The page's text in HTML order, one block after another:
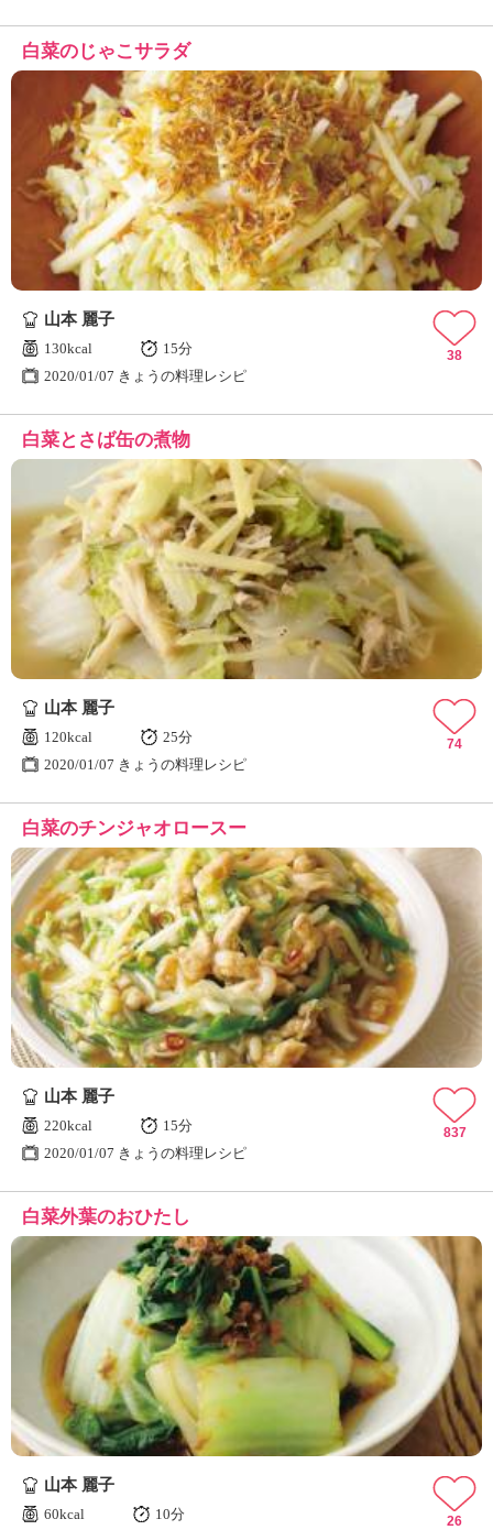
白菜のじゃこサラダ
山本 麗子
130kcal
15分
2020/01/07 きょうの料理レシピ
38
白菜とさば缶の煮物
山本 麗子
120kcal
25分
2020/01/07 きょうの料理レシピ
74
白菜のチンジャオロースー
山本 麗子
220kcal
15分
2020/01/07 きょうの料理レシピ
837
白菜外葉のおひたし
山本 麗子
60kcal
10分
26